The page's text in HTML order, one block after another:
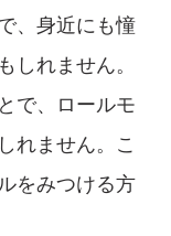
、身近にも憧
れません。
で、ロールモ
れません。こ
をみつける方